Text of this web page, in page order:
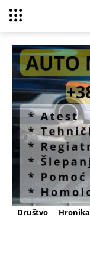
Društvo Hronika